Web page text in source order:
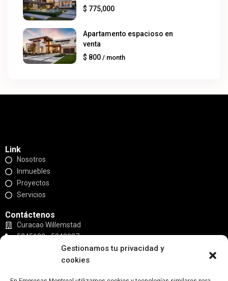
Gestionamos tu privacidad y
cookies
$ 775,000
Apartamento espacioso en
venta
$ 800 / month
Link
Nosotros
Inmuebles
Proyectos
Servicios
Contáctenos
Curacao Willemstad
5245130 - 5243027
empresasmontreal@gmail.com